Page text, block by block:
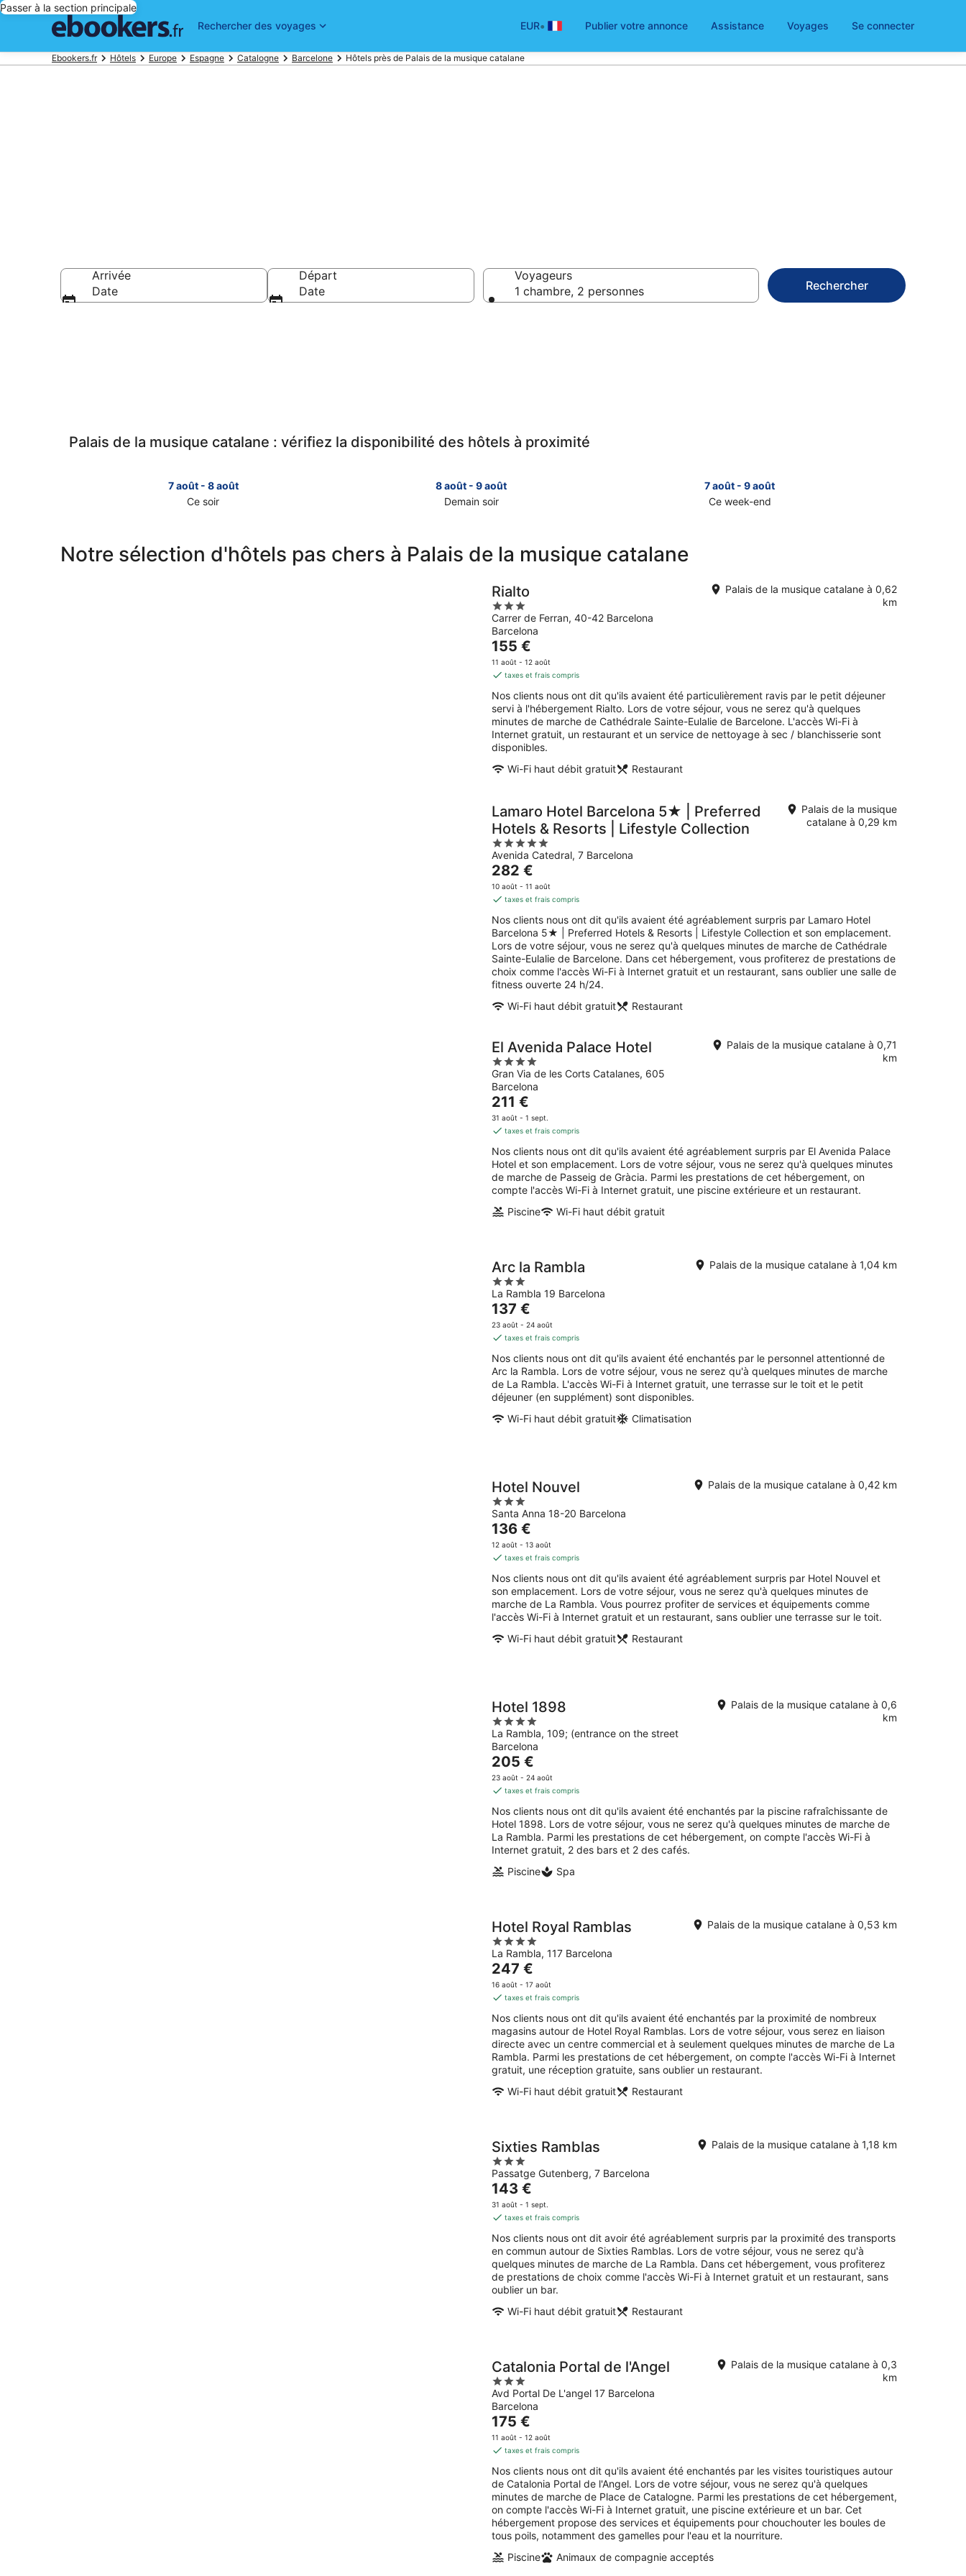
Passer à la section principale
Rechercher des voyages
EUR• Publier votre annonce Assistance Voyages Se connecter
Ebookers.fr Hôtels Europe Espagne Catalogne Barcelone Hôtels près de Palais de la musique catalane
Arrivée
Date
Départ
Date
Voyageurs
1 chambre, 2 personnes
Rechercher
Palais de la musique catalane : vérifiez la disponibilité des hôtels à proximité
7 août - 8 août
Ce soir
près
8 août - 9 août
Demain soir
près
7 août - 9 août
Ce week-end
près
la
end,
7
août
août
Notre sélection d'hôtels pas chers à Palais de la musique catalane
Rialto
3
out
of
5
Carrer de Ferran, 40-42 Barcelona
Barcelona
Palais de la musique catalane à 0,62
km
Le
prix
est
155 €
par
nuit
155 €
11 août - 12 août
taxes et frais compris
Nos clients nous ont dit qu'ils avaient été particulièrement ravis par le petit déjeuner
servi à l'hébergement Rialto. Lors de votre séjour, vous ne serez qu'à quelques
minutes de marche de Cathédrale Sainte-Eulalie de Barcelone. L'accès Wi-Fi à
Internet gratuit, un restaurant et un service de nettoyage à sec / blanchisserie sont
disponibles.
Wi-Fi haut débit gratuit
Restaurant
Lamaro Hotel Barcelona 5★ | Preferred
Hotels & Resorts | Lifestyle Collection
5
out
of
5
Avenida Catedral, 7 Barcelona
Palais de la musique
catalane à 0,29 km
Le
prix
est
282 €
par
nuit
282 €
10 août - 11 août
taxes et frais compris
Nos clients nous ont dit qu'ils avaient été agréablement surpris par Lamaro Hotel
Barcelona 5★ | Preferred Hotels & Resorts | Lifestyle Collection et son emplacement.
Lors de votre séjour, vous ne serez qu'à quelques minutes de marche de Cathédrale
Sainte-Eulalie de Barcelone. Dans cet hébergement, vous profiterez de prestations de
choix comme l'accès Wi-Fi à Internet gratuit et un restaurant, sans oublier une salle de
fitness ouverte 24 h/24.
Wi-Fi haut débit gratuit
Restaurant
El Avenida Palace Hotel
4
out
of
5
Gran Via de les Corts Catalanes, 605
Barcelona
Palais de la musique catalane à 0,71
km
Le
prix
est
211 €
par
nuit
211 €
31 août - 1 sept.
taxes et frais compris
Nos clients nous ont dit qu'ils avaient été agréablement surpris par El Avenida Palace
Hotel et son emplacement. Lors de votre séjour, vous ne serez qu'à quelques minutes
de marche de Passeig de Gràcia. Parmi les prestations de cet hébergement, on
compte l'accès Wi-Fi à Internet gratuit, une piscine extérieure et un restaurant.
Piscine
Wi-Fi haut débit gratuit
Arc la Rambla
3
out
of
5
La Rambla 19 Barcelona
Palais de la musique catalane à 1,04 km
Le
prix
est
137 €
par
nuit
137 €
23 août - 24 août
taxes et frais compris
Nos clients nous ont dit qu'ils avaient été enchantés par le personnel attentionné de
Arc la Rambla. Lors de votre séjour, vous ne serez qu'à quelques minutes de marche
de La Rambla. L'accès Wi-Fi à Internet gratuit, une terrasse sur le toit et le petit
déjeuner (en supplément) sont disponibles.
Wi-Fi haut débit gratuit
Climatisation
Hotel Nouvel
3
out
of
5
Santa Anna 18-20 Barcelona
Palais de la musique catalane à 0,42 km
Le
prix
est
136 €
par
nuit
136 €
12 août - 13 août
taxes et frais compris
Nos clients nous ont dit qu'ils avaient été agréablement surpris par Hotel Nouvel et
son emplacement. Lors de votre séjour, vous ne serez qu'à quelques minutes de
marche de La Rambla. Vous pourrez profiter de services et équipements comme
l'accès Wi-Fi à Internet gratuit et un restaurant, sans oublier une terrasse sur le toit.
Wi-Fi haut débit gratuit
Restaurant
Hotel 1898
4
out
of
5
La Rambla, 109; (entrance on the street
Barcelona
Palais de la musique catalane à 0,6
km
Le
prix
est
205 €
par
nuit
205 €
23 août - 24 août
taxes et frais compris
Nos clients nous ont dit qu'ils avaient été enchantés par la piscine rafraîchissante de
Hotel 1898. Lors de votre séjour, vous ne serez qu'à quelques minutes de marche de
La Rambla. Parmi les prestations de cet hébergement, on compte l'accès Wi-Fi à
Internet gratuit, 2 des bars et 2 des cafés.
Piscine
Spa
Hotel Royal Ramblas
4
out
of
5
La Rambla, 117 Barcelona
Palais de la musique catalane à 0,53 km
Le
prix
est
247 €
par
nuit
247 €
16 août - 17 août
taxes et frais compris
Nos clients nous ont dit qu'ils avaient été enchantés par la proximité de nombreux
magasins autour de Hotel Royal Ramblas. Lors de votre séjour, vous serez en liaison
directe avec un centre commercial et à seulement quelques minutes de marche de La
Rambla. Parmi les prestations de cet hébergement, on compte l'accès Wi-Fi à Internet
gratuit, une réception gratuite, sans oublier un restaurant.
Wi-Fi haut débit gratuit
Restaurant
Sixties Ramblas
3
out
of
5
Passatge Gutenberg, 7 Barcelona
Palais de la musique catalane à 1,18 km
Le
prix
est
143 €
par
nuit
143 €
31 août - 1 sept.
taxes et frais compris
Nos clients nous ont dit avoir été agréablement surpris par la proximité des transports
en commun autour de Sixties Ramblas. Lors de votre séjour, vous ne serez qu'à
quelques minutes de marche de La Rambla. Dans cet hébergement, vous profiterez
de prestations de choix comme l'accès Wi-Fi à Internet gratuit et un restaurant, sans
oublier un bar.
Wi-Fi haut débit gratuit
Restaurant
Catalonia Portal de l'Angel
3
out
of
5
Avd Portal De L'angel 17 Barcelona
Barcelona
Palais de la musique catalane à 0,3
km
Le
prix
est
175 €
par
nuit
175 €
11 août - 12 août
taxes et frais compris
Nos clients nous ont dit qu'ils avaient été enchantés par les visites touristiques autour
de Catalonia Portal de l'Angel. Lors de votre séjour, vous ne serez qu'à quelques
minutes de marche de Place de Catalogne. Parmi les prestations de cet hébergement,
on compte l'accès Wi-Fi à Internet gratuit, une piscine extérieure et un bar. Cet
hébergement propose des services et équipements pour chouchouter les boules de
tous poils, notamment des gamelles pour l'eau et la nourriture.
Piscine
Animaux de compagnie acceptés